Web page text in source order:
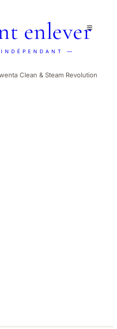
enlever
—
Clean & Steam Revolution